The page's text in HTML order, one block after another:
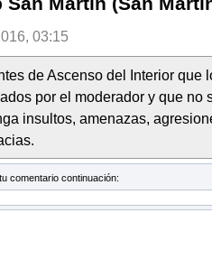
03:15
de Ascenso del Interior que
por el moderador y que no
insultos, amenazas,
comentario continuación: